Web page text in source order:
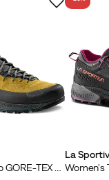
Stor
kjøper La